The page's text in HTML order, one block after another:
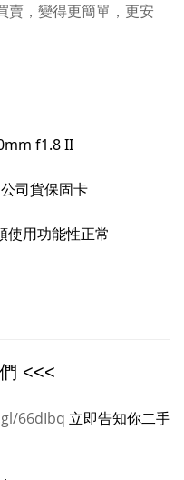
賣，變得更簡單，更安
f1.8 II
司貨保固卡
使用功能性正常
<<<
66dIbq 立即告知你二手